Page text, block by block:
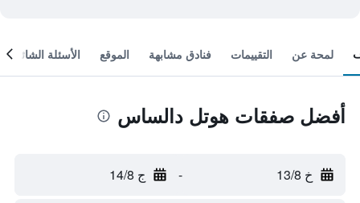
لمحة عن التقييمات فنادق مشابهة الموقع الأسئلة الشائعة
أفضل صفقات هوتل دالساس
خ 13/8 - ج 14/8